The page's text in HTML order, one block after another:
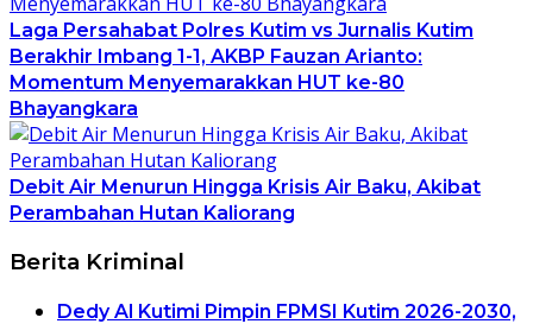
Laga Persahabat Polres Kutim vs Jurnalis Kutim
Berakhir Imbang 1-1, AKBP Fauzan Arianto:
Momentum Menyemarakkan HUT ke-80
Bhayangkara
Debit Air Menurun Hingga Krisis Air Baku, Akibat
Perambahan Hutan Kaliorang
Berita Kriminal
Dedy Al Kutimi Pimpin FPMSI Kutim 2026-2030,